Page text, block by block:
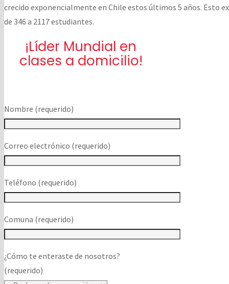
crecido exponencialmente en Chile estos últimos 5 años. Esto
de 346 a 2117 estudiantes.
¡Líder Mundial en
clases a domicilio!
Nombre (requerido)
Correo electrónico (requerido)
Teléfono (requerido)
Comuna (requerido)
¿Cómo te enteraste de nosotros?
(requerido)